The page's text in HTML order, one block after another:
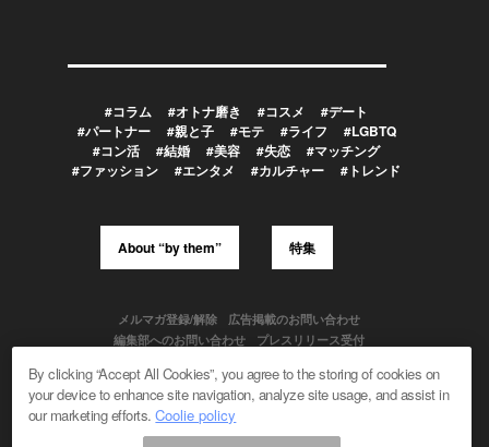
#コラム #オトナ磨き #コスメ
#デート
#パートナー
#親と子 #モテ #ライフ
#LGBTQ
#コン活
#結婚 #美容 #失恋
#マッチング
#ファッション
#エンタメ #カルチャー #トレンド
About “by them” 特集
メルマガ登録/解除
広告掲載のお問い合わせ
編集部へのお問い合わせ
プレスリリース受付
Powered by
By clicking “Accept All Cookies”, you agree to the storing of cookies on
your device to enhance site navigation, analyze site usage, and assist in
our marketing efforts.Coolie policy